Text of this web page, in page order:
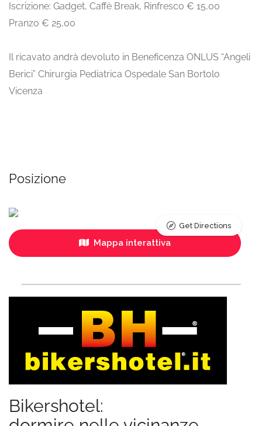
Iscrizione: Gadget, Caffè Break, Rinfresco € 15,00
Pranzo € 25,00
Il ricavato andrà devoluto in Beneficenza ONLUS “Angeli
Berici” Chirurgia Pediatrica Ospedale San Bortolo
Vicenza
Posizione
Mappa interattiva
Get Directions
Bikershotel: